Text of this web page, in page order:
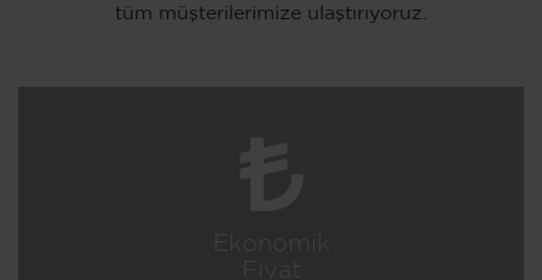
tüm müşterilerimize ulaştırıyoruz.